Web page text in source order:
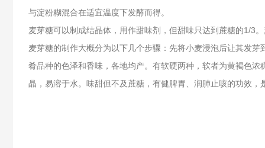
与淀粉糊混合在适宜温度下发酵而得。
麦芽糖可以制成结晶体，用作甜味剂 ，但甜味只达到蔗糖的1/3
麦芽糖的制作大概分为以下几个步骤：先将小麦浸泡后让其发
肴品种的色泽和香味，各地均产。有软硬两种，软者为黄褐色
晶，易溶于水。味甜但不及蔗糖，有健脾胃、润肺止咳的功效